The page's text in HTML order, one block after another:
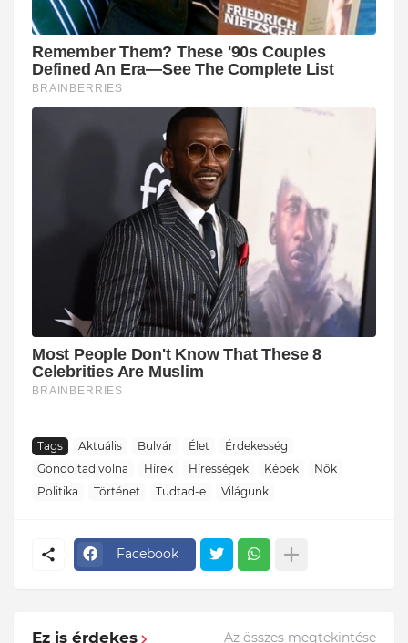
Tags Aktuális Bulvár Élet
Érdekesség
Gondoltad volna
Hírek Hírességek Képek
Nők
Politika
Történet Tudtad-e Világunk
Facebook
Ez is érdekes Az összes megtekintése